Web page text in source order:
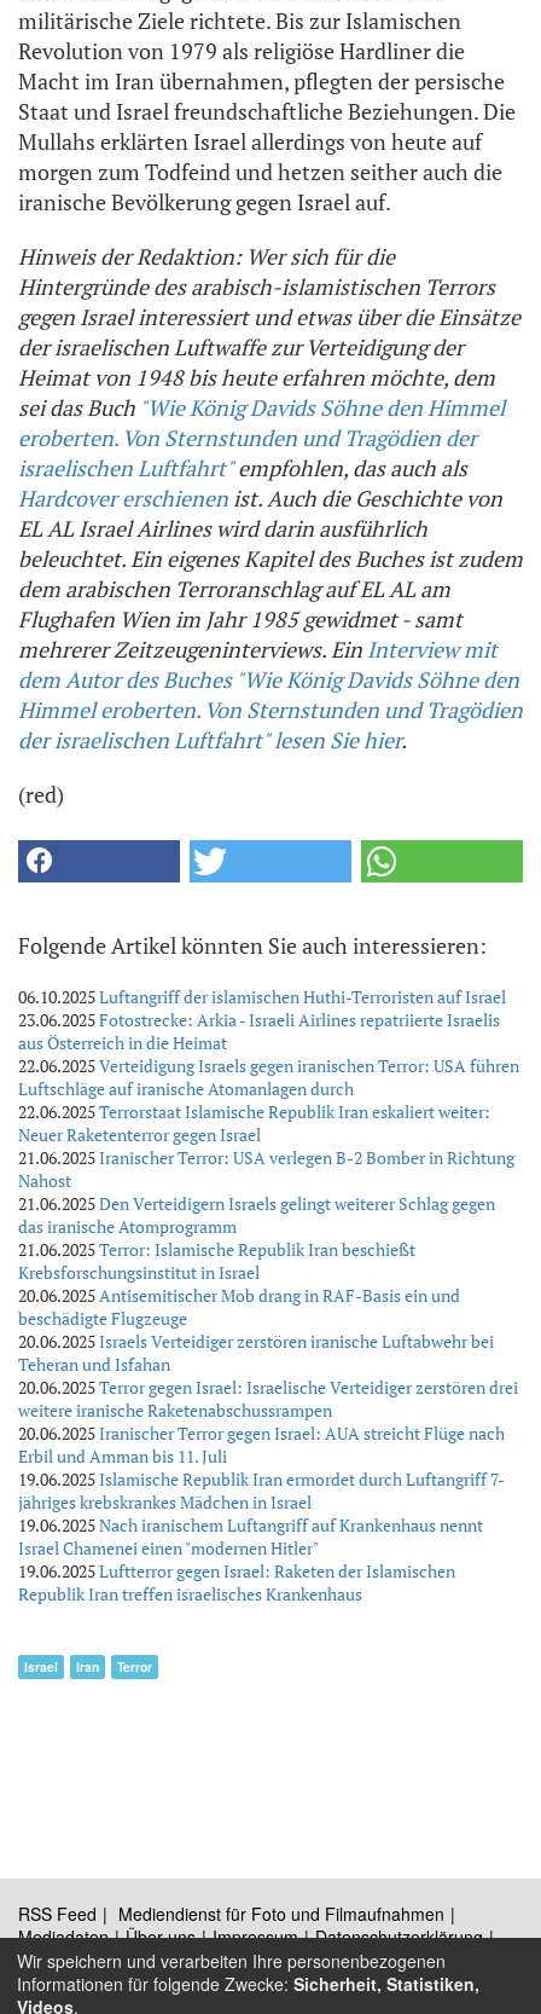
militärische Ziele richtete. Bis zur Islamischen
Revolution von 1979 als religiöse Hardliner die
Macht im Iran übernahmen, pflegten der persische
Staat und Israel freundschaftliche Beziehungen. Die
Mullahs erklärten Israel allerdings von heute auf
morgen zum Todfeind und hetzen seither auch die
iranische Bevölkerung gegen Israel auf.
Hinweis der Redaktion: Wer sich für die
Hintergründe des arabisch-islamistischen Terrors
gegen Israel interessiert und etwas über die Einsätze
der israelischen Luftwaffe zur Verteidigung der
Heimat von 1948 bis heute erfahren möchte, dem
sei das Buch "Wie König Davids Söhne den Himmel
eroberten. Von Sternstunden und Tragödien der
israelischen Luftfahrt"empfohlen, das auch als
Hardcover erschienen ist. Auch die Geschichte von
EL AL Israel Airlines wird darin ausführlich
beleuchtet. Ein eigenes Kapitel des Buches ist zudem
dem arabischen Terroranschlag auf EL AL am
Flughafen Wien im Jahr 1985 gewidmet - samt
mehrerer Zeitzeugeninterviews. Ein Interview mit
dem Autor des Buches "Wie König Davids Söhne den
Himmel eroberten. Von Sternstunden und Tragödien
der israelischen Luftfahrt" lesen Sie hier.
(red)
Folgende Artikel könnten Sie auch interessieren:
06.10.2025Luftangriff der islamischen Huthi-Terroristen auf Israel
23.06.2025Fotostrecke: Arkia - Israeli Airlines repatriierte Israelis
aus Österreich in die Heimat
22.06.2025Verteidigung Israels gegen iranischen Terror: USA führen
Luftschläge auf iranische Atomanlagen durch
22.06.2025Terrorstaat Islamische Republik Iran eskaliert weiter:
Neuer Raketenterror gegen Israel
21.06.2025Iranischer Terror: USA verlegen B-2 Bomber in Richtung
Nahost
21.06.2025Den Verteidigern Israels gelingt weiterer Schlag gegen
das iranische Atomprogramm
21.06.2025Terror: Islamische Republik Iran beschießt
Krebsforschungsinstitut in Israel
20.06.2025Antisemitischer Mob drang in RAF-Basis ein und
beschädigte Flugzeuge
20.06.2025Israels Verteidiger zerstören iranische Luftabwehr bei
Teheran und Isfahan
20.06.2025Terror gegen Israel: Israelische Verteidiger zerstören drei
weitere iranische Raketenabschussrampen
20.06.2025Iranischer Terror gegen Israel: AUA streicht Flüge nach
Erbil und Amman bis 11. Juli
19.06.2025Islamische Republik Iran ermordet durch Luftangriff 7-
jähriges krebskrankes Mädchen in Israel
19.06.2025Nach iranischem Luftangriff auf Krankenhaus nennt
Israel Chamenei einen "modernen Hitler"
19.06.2025Luftterror gegen Israel: Raketen der Islamischen
Republik Iran treffen israelisches Krankenhaus
Israel Iran Terror
RSS Feed
Mediendienst für Foto und Filmaufnahmen
Mediadaten
Über uns Impressum
Datenschutzerklärung
Kontakt
Wir speichern und verarbeiten Ihre personenbezogenen
Informationen für folgende Zwecke: Sicherheit, Statistiken,
Videos.